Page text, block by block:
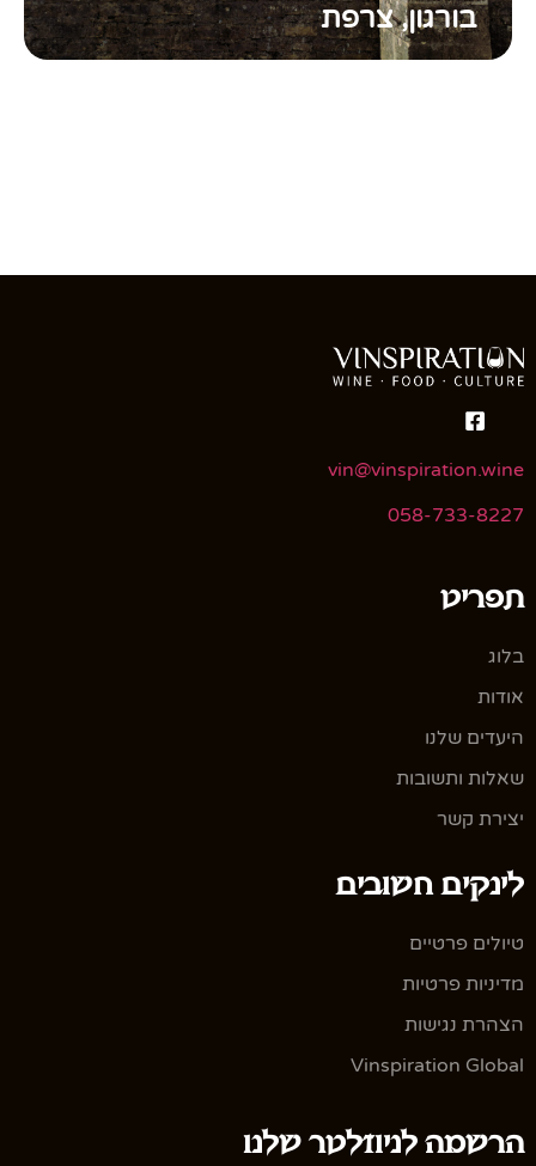
בורגון, צרפת
vin@vinspiration.wine
058-733-8227
תפריט
בלוג
אודות
היעדים שלנו
שאלות ותשובות
יצירת קשר
לינקים חשובים
טיולים פרטיים
מדיניות פרטיות
הצהרת נגישות
Vinspiration Global
הרשמה לניוזלטר שלנו